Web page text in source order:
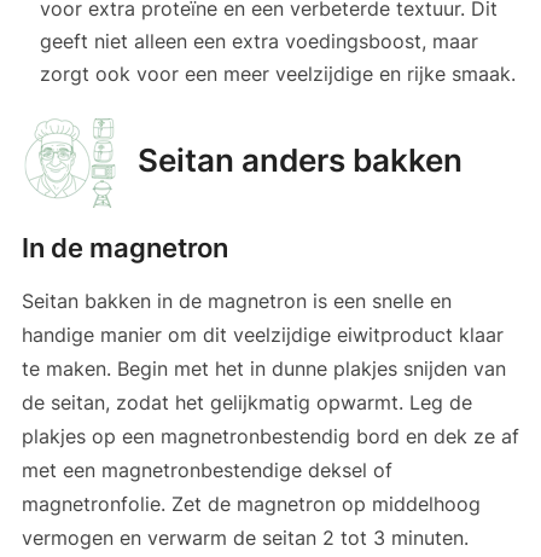
voor extra proteïne en een verbeterde textuur. Dit
geeft niet alleen een extra voedingsboost, maar
zorgt ook voor een meer veelzijdige en rijke smaak.
Seitan anders bakken
In de magnetron
Seitan bakken in de magnetron is een snelle en
handige manier om dit veelzijdige eiwitproduct klaar
te maken. Begin met het in dunne plakjes snijden van
de seitan, zodat het gelijkmatig opwarmt. Leg de
plakjes op een magnetronbestendig bord en dek ze af
met een magnetronbestendige deksel of
magnetronfolie. Zet de magnetron op middelhoog
vermogen en verwarm de seitan 2 tot 3 minuten.